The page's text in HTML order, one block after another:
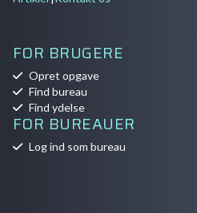
FOR BRUGERE
Opret opgave
Find bureau
Find ydelse
FOR BUREAUER
Log ind som bureau